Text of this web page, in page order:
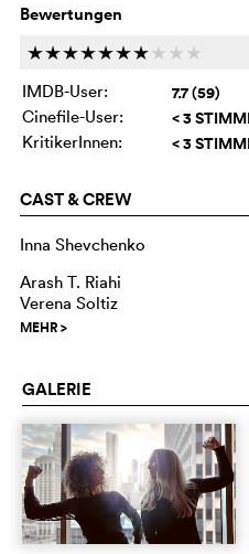
Bewertungen
ccccccc c c c
IMDB-User:
7.7 (59)
Cinefile-User: < 3
KritikerInnen: < 3
CAST & CREW
Inna Shevchenko
Arash T. Riahi
Verena Soltiz
MEHR>
GALERIE